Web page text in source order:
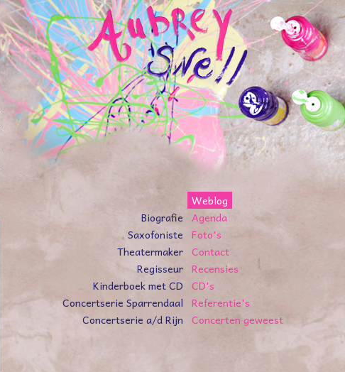
Weblog
Agenda
Foto's
Contact
Recensies
CD's
Referentie's
Concerten geweest
Biografie
Saxofoniste
Theatermaker
Regisseur
Kinderboek met CD
Concertserie Sparrendaal
Concertserie a/d Rijn